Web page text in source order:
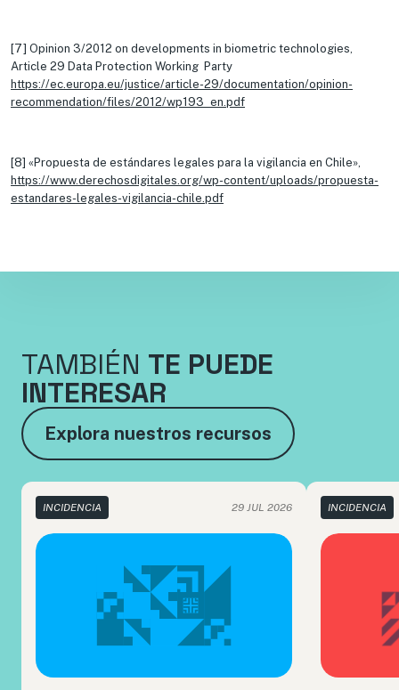
[7] Opinion 3/2012 on developments in biometric technologies,
Article 29 Data Protection Working Party
https://ec.europa.eu/justice/article-29/documentation/opinion-
recommendation/files/2012/wp193_en.pdf
[8] «Propuesta de estándares legales para la vigilancia en Chile»,
https://www.derechosdigitales.org/wp-content/uploads/propuesta-
estandares-legales-vigilancia-chile.pdf
TAMBIÉN TE PUEDE
INTERESAR
Explora nuestros recursos
INCIDENCIA 29 JUL 2026 INCIDENCIA